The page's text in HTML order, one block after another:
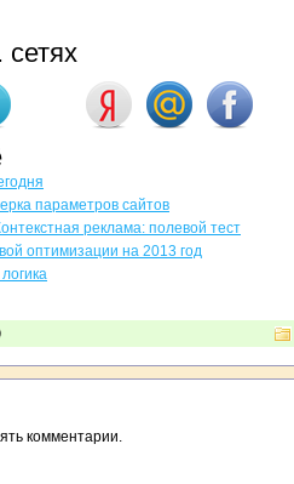
параметров сайтов
реклама: полевой тест
оптимизации на 2013 год
комментарии.